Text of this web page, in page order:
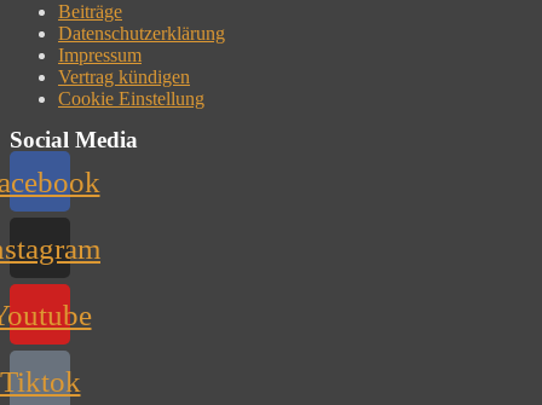
Beiträge
Datenschutzerklärung
Impressum
Vertrag kündigen
Cookie Einstellung
Social Media
Tiktok